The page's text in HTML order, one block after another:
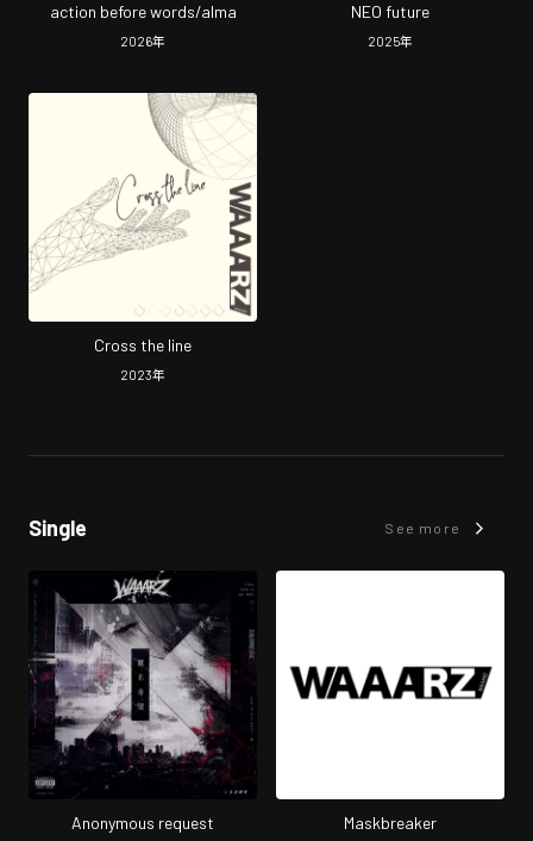
action before words/alma
2026年
NEO future
2025年
Cross the line
2023年
Single See more
Anonymous request Maskbreaker